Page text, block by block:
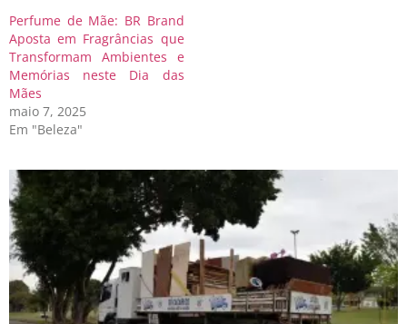
Perfume de Mãe: BR Brand
Aposta em Fragrâncias que
Transformam Ambientes e
Memórias neste Dia das
Mães
maio 7, 2025
Em "Beleza"